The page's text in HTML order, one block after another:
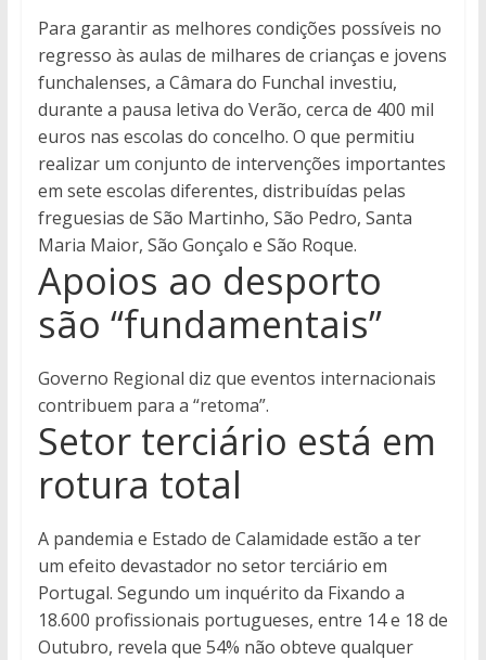
Para garantir as melhores condições possíveis no
regresso às aulas de milhares de crianças e jovens
funchalenses, a Câmara do Funchal investiu,
durante a pausa letiva do Verão, cerca de 400 mil
euros nas escolas do concelho. O que permitiu
realizar um conjunto de intervenções importantes
em sete escolas diferentes, distribuídas pelas
freguesias de São Martinho, São Pedro, Santa
Maria Maior, São Gonçalo e São Roque.
Apoios ao desporto
são “fundamentais”
Governo Regional diz que eventos internacionais
contribuem para a “retoma”.
Setor terciário está em
rotura total
A pandemia e Estado de Calamidade estão a ter
um efeito devastador no setor terciário em
Portugal. Segundo um inquérito da Fixando a
18.600 profissionais portugueses, entre 14 e 18 de
Outubro, revela que 54% não obteve qualquer